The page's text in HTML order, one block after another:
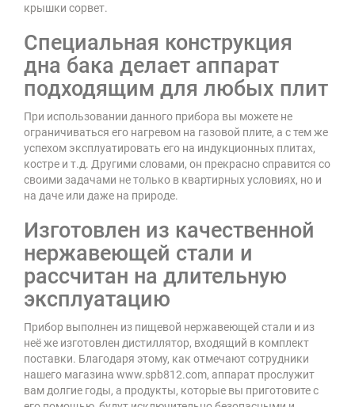
крышки сорвет.
Специальная конструкция
дна бака делает аппарат
подходящим для любых плит
При использовании данного прибора вы можете не
ограничиваться его нагревом на газовой плите, а с тем же
успехом эксплуатировать его на индукционных плитах,
костре и т.д. Другими словами, он прекрасно справится со
своими задачами не только в квартирных условиях, но и
на даче или даже на природе.
Изготовлен из качественной
нержавеющей стали и
рассчитан на длительную
эксплуатацию
Прибор выполнен из пищевой нержавеющей стали и из
неё же изготовлен дистиллятор, входящий в комплект
поставки. Благодаря этому, как отмечают сотрудники
нашего магазина www.spb812.com, аппарат прослужит
вам долгие годы, а продукты, которые вы приготовите с